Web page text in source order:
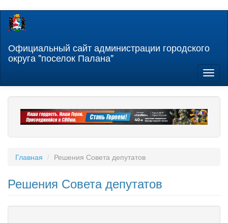
Перейти
содержанию
Официальный сайт администрации городского
округа "поселок Палана"
Главная Решения Совета депутатов
Решения Совета депутатов